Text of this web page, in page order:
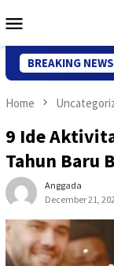
to
Menu
BREAKING NEWS
Deportasi WN
Home
9 Ide
Tahun Baru
Anggada
December 21,